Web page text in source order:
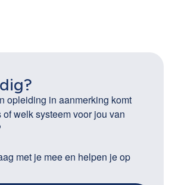
opleiding in aanmerking komt
welk systeem voor jou van
met je mee en helpen je op